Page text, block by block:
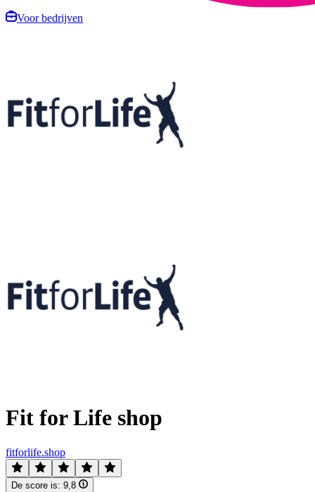
Voor bedrijven
Fit for Life shop
fitforlife.shop
De score is: 9,8